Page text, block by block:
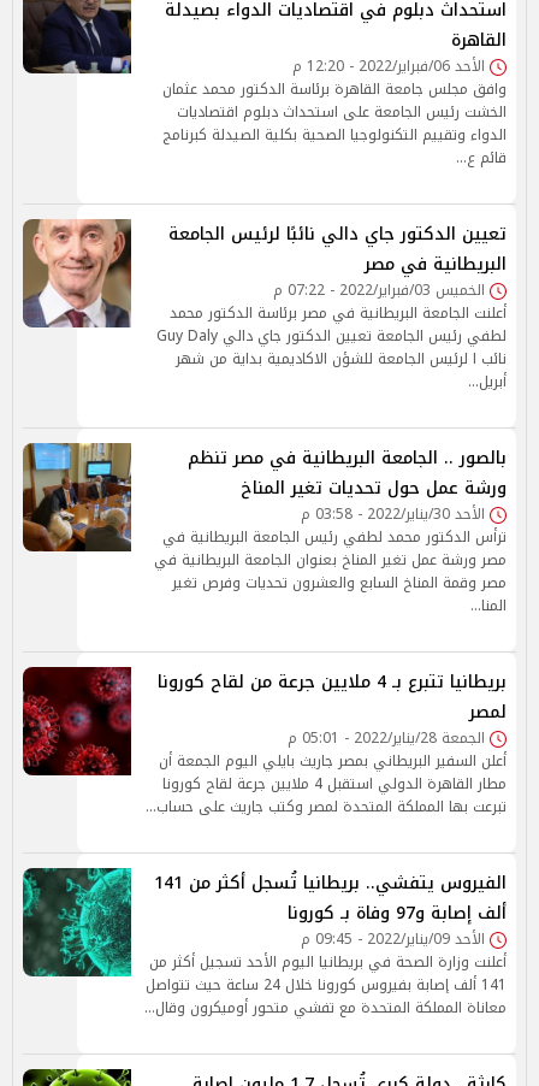
استحداث دبلوم في اقتصاديات الدواء بصيدلة
القاهرة
الأحد 06/فبراير/2022 - 12:20 م
وافق مجلس جامعة القاهرة برئاسة الدكتور محمد عثمان
الخشت رئيس الجامعة على استحداث دبلوم اقتصاديات
الدواء وتقييم التكنولوجيا الصحية بكلية الصيدلة كبرنامج
قائم ع…
تعيين الدكتور جاي دالي نائبًا لرئيس الجامعة
البريطانية في مصر
الخميس 03/فبراير/2022 - 07:22 م
أعلنت الجامعة البريطانية في مصر برئاسة الدكتور محمد
لطفي رئيس الجامعة تعيين الدكتور جاي دالي Guy Daly
نائب ا لرئيس الجامعة للشؤن الاكاديمية بداية من شهر
أبريل…
بالصور .. الجامعة البريطانية في مصر تنظم
ورشة عمل حول تحديات تغير المناخ
الأحد 30/يناير/2022 - 03:58 م
ترأس الدكتور محمد لطفي رئيس الجامعة البريطانية في
مصر ورشة عمل تغير المناخ بعنوان الجامعة البريطانية في
مصر وقمة المناخ السابع والعشرون تحديات وفرص تغير
المنا…
بريطانيا تتبرع بـ 4 ملايين جرعة من لقاح كورونا
لمصر
الجمعة 28/يناير/2022 - 05:01 م
أعلن السفير البريطاني بمصر جاريث بايلي اليوم الجمعة أن
مطار القاهرة الدولي استقبل 4 ملايين جرعة لقاح كورونا
تبرعت بها المملكة المتحدة لمصر وكتب جاريث على حساب…
الفيروس يتفشي.. بريطانيا تُسجل أكثر من 141
ألف إصابة و97 وفاة بـ كورونا
الأحد 09/يناير/2022 - 09:45 م
أعلنت وزارة الصحة في بريطانيا اليوم الأحد تسجيل أكثر من
141 ألف إصابة بفيروس كورونا خلال 24 ساعة حيث تتواصل
معاناة المملكة المتحدة مع تفشي متحور أوميكرون وقال…